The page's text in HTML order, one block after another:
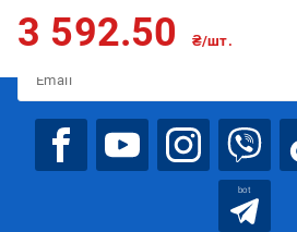
3 592.50 ₴/шт.
Подписывайтесь, чтобы
bot